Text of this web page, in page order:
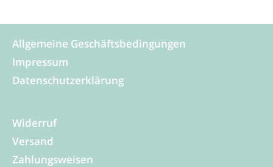
Allgemeine Geschäftsbedingungen
Impressum
Datenschutzerklärung
Widerruf
Versand
Zahlungsweisen